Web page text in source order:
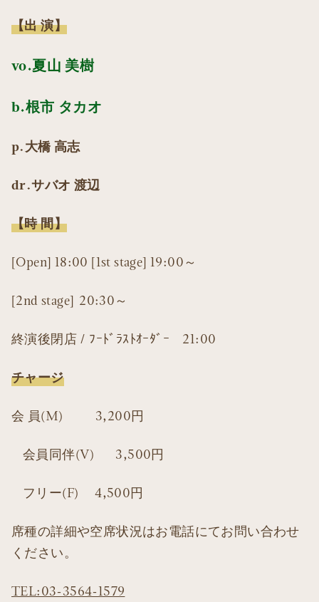
【出 演】
vo.夏山 美樹
b.根市 タカオ
p.大橋 高志
dr.サバオ 渡辺
【時 間】
[Open] 18:00 [1st stage] 19:00～
[2nd stage] 20:30～
終演後閉店 / ﾌｰﾄﾞﾗｽﾄｵｰﾀﾞｰ 21:00
チャージ
会 員(M) 3,200円
会員同伴(V) 3,500円
フリー(F) 4,500円
席種の詳細や空席状況はお電話にてお問い合わせ
ください。
TEL:03-3564-1579